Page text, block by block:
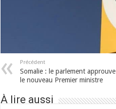
Précédent
Somalie : le parlement approuve
le nouveau Premier ministre
À lire aussi